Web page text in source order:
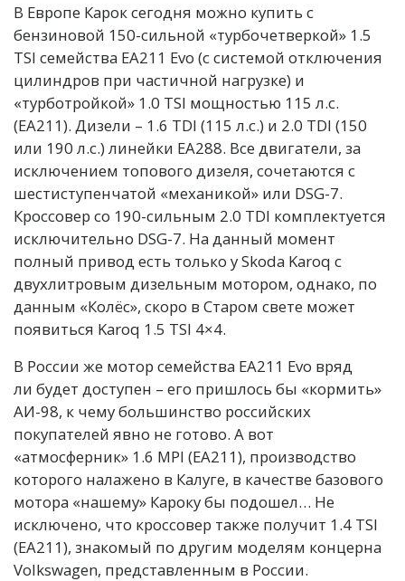
В Европе Карок сегодня можно купить с
бензиновой 150-сильной «турбочетверкой» 1.5
TSI семейства EA211 Evo (с системой отключения
цилиндров при частичной нагрузке) и
«турботройкой» 1.0 TSI мощностью 115 л.с.
(EA211). Дизели – 1.6 TDI (115 л.с.) и 2.0 TDI (150
или 190 л.с.) линейки EA288. Все двигатели, за
исключением топового дизеля, сочетаются с
шестиступенчатой «механикой» или DSG-7.
Кроссовер со 190-сильным 2.0 TDI комплектуется
исключительно DSG-7. На данный момент
полный привод есть только у Skoda Karoq с
двухлитровым дизельным мотором, однако, по
данным «Колёс», скоро в Старом свете может
появиться Karoq 1.5 TSI 4×4.
В России же мотор семейства EA211 Evo вряд
ли будет доступен – его пришлось бы «кормить»
АИ-98, к чему большинство российских
покупателей явно не готово. А вот
«атмосферник» 1.6 MPI (EA211), производство
которого налажено в Калуге, в качестве базового
мотора «нашему» Кароку бы подошел… Не
исключено, что кроссовер также получит 1.4 TSI
(EA211), знакомый по другим моделям концерна
Volkswagen, представленным в России.